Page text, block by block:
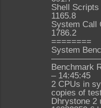
Shell
1165.8
System Call
1786.2
========
System
Benchmark
– 14:45:45
2 CPUs in
copies of
Dhrystone 2